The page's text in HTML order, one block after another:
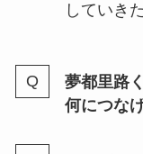
していき
夢都里路
何につな